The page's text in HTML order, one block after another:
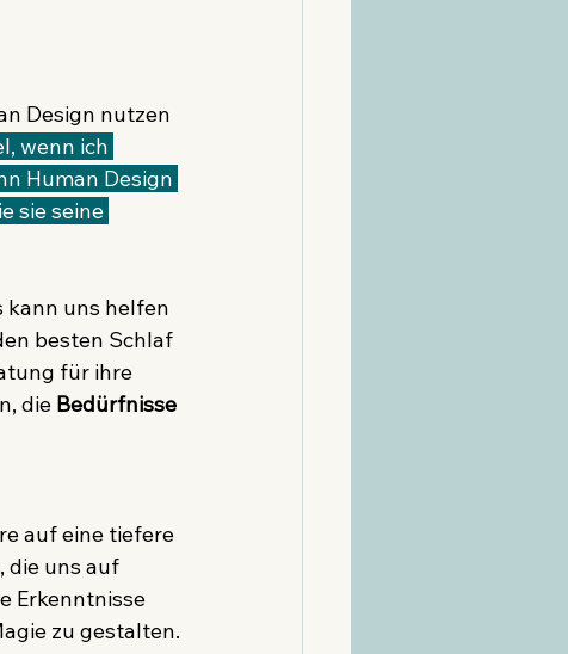
Design nutzen
wenn ich
Human Design
sie seine
kann uns helfen
besten Schlaf
für ihre
die Bedürfnisse
auf eine tiefere
die uns auf
Erkenntnisse
zu gestalten.